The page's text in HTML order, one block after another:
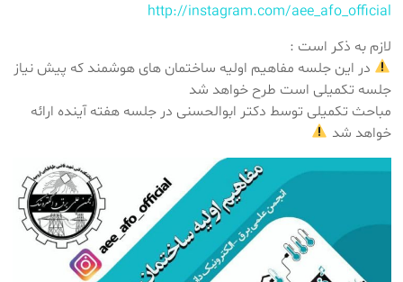
http://instagram.com/aee_afo_official
لازم به ذکر است :
در این جلسه مفاهیم اولیه ساختمان های هوشمند که پیش نیاز
جلسه تکمیلی است طرح خواهد شد
مباحث تکمیلی توسط دکتر ابوالحسنی در جلسه هفته آینده ارائه
خواهد شد